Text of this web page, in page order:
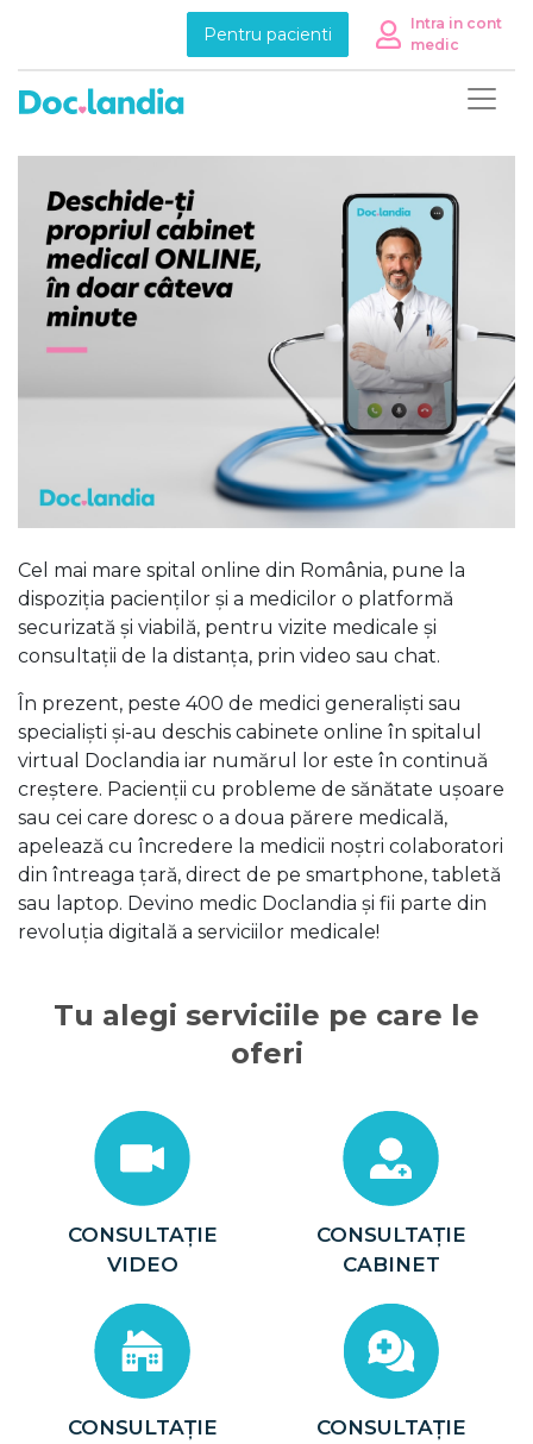
Pentru pacienti
Intra in cont
medic
Cel mai mare spital online din România, pune la
dispoziția pacienților și a medicilor o platformă
securizată și viabilă, pentru vizite medicale și
consultații de la distanța, prin video sau chat.
În prezent, peste 400 de medici generaliști sau
specialiști și-au deschis cabinete online în spitalul
virtual Doclandia iar numărul lor este în continuă
creștere. Pacienții cu probleme de sănătate ușoare
sau cei care doresc o a doua părere medicală,
apelează cu încredere la medicii noștri colaboratori
din întreaga țară, direct de pe smartphone, tabletă
sau laptop. Devino medic Doclandia și fii parte din
revoluția digitală a serviciilor medicale!
Tu alegi serviciile pe care le
oferi
CONSULTAȚIE
VIDEO
CONSULTAȚIE
CABINET
CONSULTAȚIE
CONSULTAȚIE